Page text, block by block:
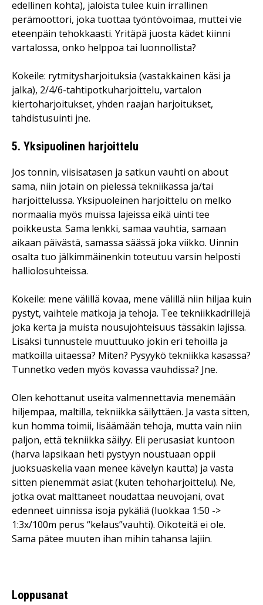
edellinen kohta), jaloista tulee kuin irrallinen
perämoottori, joka tuottaa työntövoimaa, muttei vie
eteenpäin tehokkaasti. Yritäpä juosta kädet kiinni
vartalossa, onko helppoa tai luonnollista?
Kokeile: rytmitysharjoituksia (vastakkainen käsi ja
jalka), 2/4/6-tahtipotkuharjoittelu, vartalon
kiertoharjoitukset, yhden raajan harjoitukset,
tahdistusuinti jne.
5. Yksipuolinen harjoittelu
Jos tonnin, viisisatasen ja satkun vauhti on about
sama, niin jotain on pielessä tekniikassa ja/tai
harjoittelussa. Yksipuoleinen harjoittelu on melko
normaalia myös muissa lajeissa eikä uinti tee
poikkeusta. Sama lenkki, samaa vauhtia, samaan
aikaan päivästä, samassa säässä joka viikko. Uinnin
osalta tuo jälkimmäinenkin toteutuu varsin helposti
halliolosuhteissa.
Kokeile: mene välillä kovaa, mene välillä niin hiljaa kuin
pystyt, vaihtele matkoja ja tehoja. Tee tekniikkadrillejä
joka kerta ja muista nousujohteisuus tässäkin lajissa.
Lisäksi tunnustele muuttuuko jokin eri tehoilla ja
matkoilla uitaessa? Miten? Pysyykö tekniikka kasassa?
Tunnetko veden myös kovassa vauhdissa? Jne.
Olen kehottanut useita valmennettavia menemään
hiljempaa, maltilla, tekniikka säilyttäen. Ja vasta sitten,
kun homma toimii, lisäämään tehoja, mutta vain niin
paljon, että tekniikka säilyy. Eli perusasiat kuntoon
(harva lapsikaan heti pystyyn noustuaan oppii
juoksuaskelia vaan menee kävelyn kautta) ja vasta
sitten pienemmät asiat (kuten tehoharjoittelu). Ne,
jotka ovat malttaneet noudattaa neuvojani, ovat
edenneet uinnissa isoja pykäliä (luokkaa 1:50 ->
1:3x/100m perus “kelaus”vauhti). Oikoteitä ei ole.
Sama pätee muuten ihan mihin tahansa lajiin.
Loppusanat